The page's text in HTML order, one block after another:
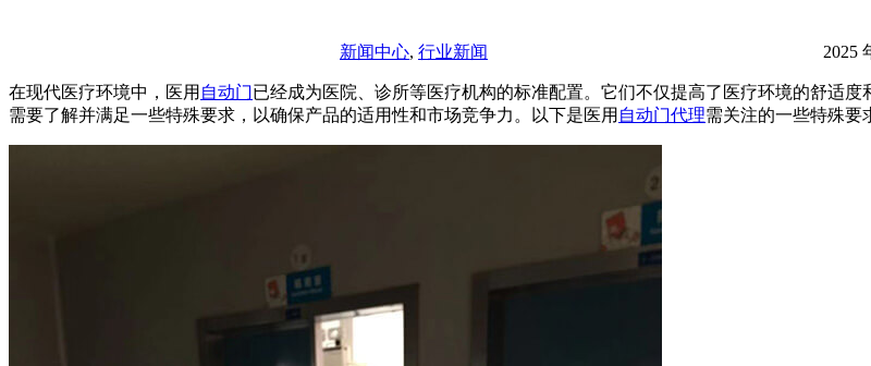
新闻中心, 行业新闻 2025
在现代医疗环境中，医用 自动门已经成为医院、诊所等医疗机构的标准配置。它们不仅提高了医疗环境的舒适
需要了解并满足一些特殊要求，以确保产品的适用性和市场竞争力。以下是医用 自动门代理需关注的一些特殊要